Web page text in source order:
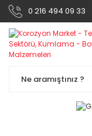
0 216 494 09 33